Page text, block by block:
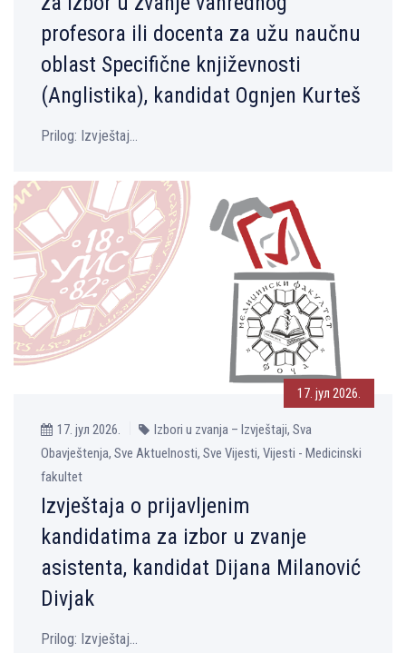
profesora ili docenta za užu naučnu
oblast Specifične književnosti
(Anglistika), kandidat Ognjen Kurteš
Prilog: Izvještaj...
17. јул 2026.
17. јул 2026.
Izbori u zvanja – Izvještaji, Sva
Obavještenja, Sve Aktuelnosti, Sve Vijesti, Vijesti - Medicinski
fakultet
Izvještaja o prijavljenim
kandidatima za izbor u zvanje
asistenta, kandidat Dijana Milanović
Divjak
Prilog: Izvještaj...